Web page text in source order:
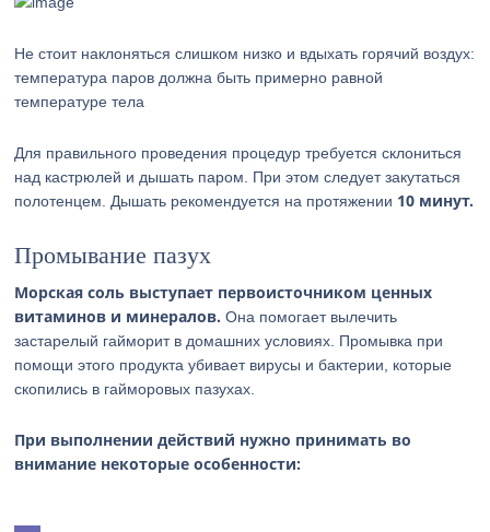
Не стоит наклоняться слишком низко и вдыхать горячий воздух:
температура паров должна быть примерно равной
температуре тела
Для правильного проведения процедур требуется склониться
над кастрюлей и дышать паром. При этом следует закутаться
полотенцем. Дышать рекомендуется на протяжении 10 минут.
Промывание пазух
Морская соль выступает первоисточником ценных
витаминов и минералов. Она помогает вылечить
застарелый гайморит в домашних условиях. Промывка при
помощи этого продукта убивает вирусы и бактерии, которые
скопились в гайморовых пазухах.
При выполнении действий нужно принимать во
внимание некоторые особенности: